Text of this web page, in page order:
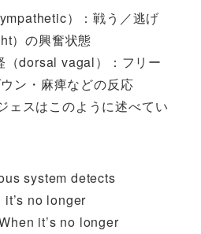
）：戦う／逃げ
）の興奮状態
（dorsal vagal）：フリー
ン・麻痺などの反応
ェスはこのように述べてい
system detects
it’s no longer
it’s no longer